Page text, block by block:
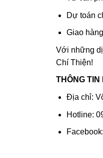
Dự toán
Giao
Với những
Chí Thiện!
THÔNG TIN
Địa chỉ:
Hotline:
Facebook: